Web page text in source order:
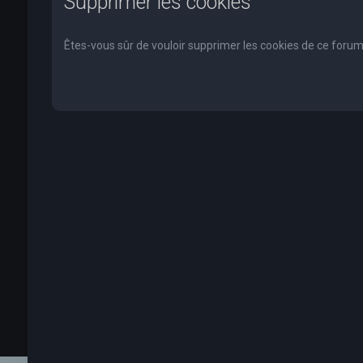
Êtes-vous sûr de vouloir supprimer les cookies de ce